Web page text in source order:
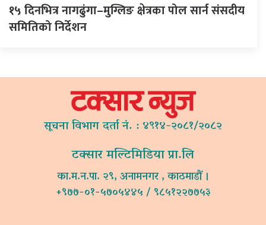
१५ दिनभित्र नागढुंगा–मुग्लिङ क्षेत्रका पोल सार्न संसदीय
समितिको निर्देशन
सूचना विभाग दर्ता नं. : ४९१४-२०८१/२०८२
टक्सार मल्टिमिडिया प्रा.लि
का.म.न.पा. २९, अनामनगर , काठमाडौं ।
+९७७-०१-५७०५४४५ / ९८५१२२७७५३